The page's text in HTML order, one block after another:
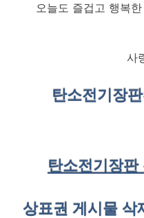
오늘도 즐겁고 행복
사
탄소전기장판
탄소전기장판
상표권 게시물 삭